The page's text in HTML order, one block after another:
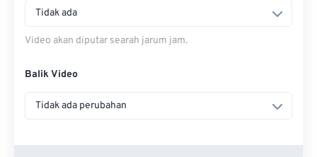
Tidak ada
Video akan diputar searah jarum jam.
Balik Video
Tidak ada perubahan